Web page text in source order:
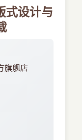
式设计与
旗舰店